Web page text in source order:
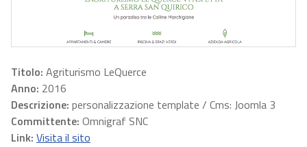
Titolo: Agriturismo LeQuerce
Anno: 2016
Descrizione: personalizzazione template / Cms: Joomla 3
Committente: Omnigraf SNC
Link: Visita il sito